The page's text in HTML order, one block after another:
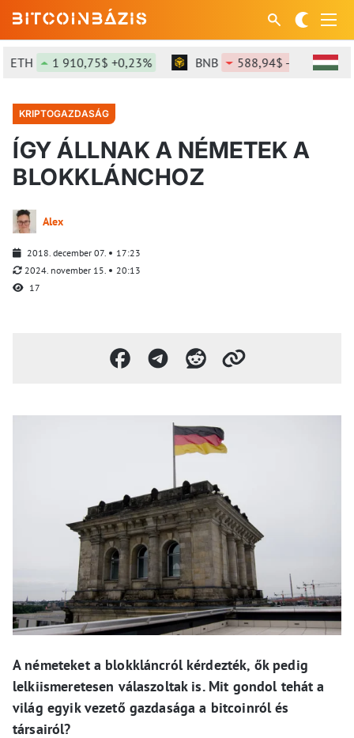
1 910,75$ +0,23% BNB 588,94$ -0,82%
KRIPTOGAZDASÁG
ÍGY ÁLLNAK A NÉMETEK A
BLOKKLÁNCHOZ
Alex
2018. december 07.
17:23
2024. november 15.
20:13
17
A németeket a blokkláncról kérdezték, ők pedig
lelkiismeretesen válaszoltak is. Mit gondol tehát a
világ egyik vezető gazdasága a bitcoinról és
társairól?